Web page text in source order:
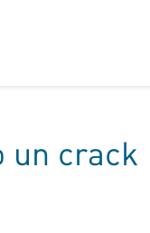
un crack